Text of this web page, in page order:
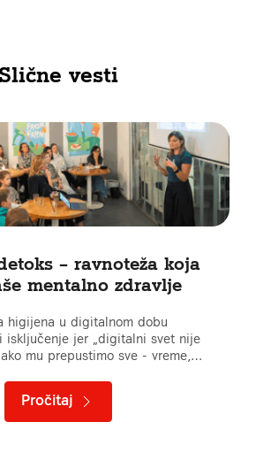
Slične vesti
– ravnoteža koja
mentalno zdravlje
higijena u digitalnom dobu
isključenje jer „digitalni svet nije
mu prepustimo sve - vreme,…
Pročitaj